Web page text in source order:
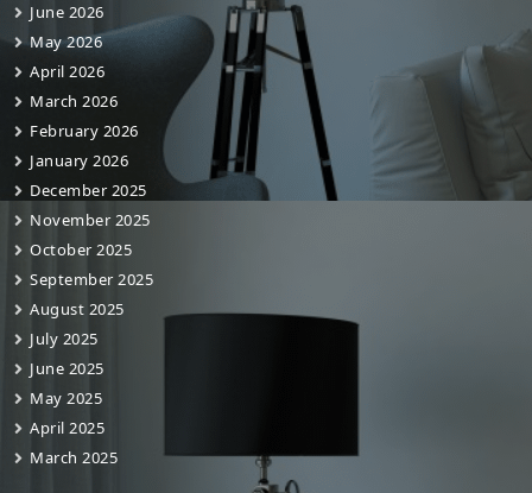
June 2026
May 2026
April 2026
March 2026
February 2026
January 2026
December 2025
November 2025
October 2025
September 2025
August 2025
July 2025
June 2025
May 2025
April 2025
March 2025